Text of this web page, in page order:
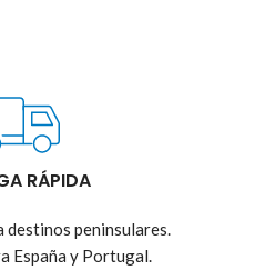
RÁPIDA
destinos peninsulares.
España y Portugal.